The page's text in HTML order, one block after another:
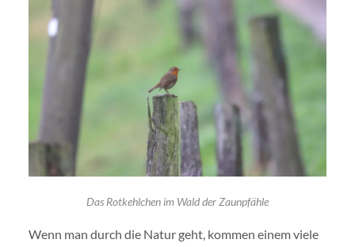
Das Rotkehlchen im Wald der Zaunpfähle
Wenn man durch die Natur geht, kommen einem viele